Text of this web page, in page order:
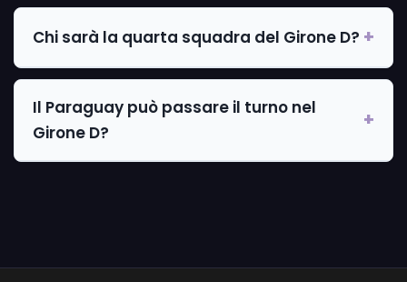
Chi sarà la quarta squadra del Girone D?
Il Paraguay può passare il turno nel
Girone D?